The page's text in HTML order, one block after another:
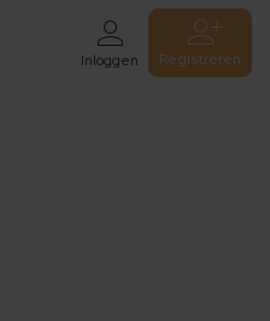
Inloggen Registreren